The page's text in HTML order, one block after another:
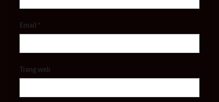
Email *
Trang web